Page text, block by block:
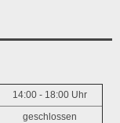
14:00 - 18:00 Uhr
geschlossen